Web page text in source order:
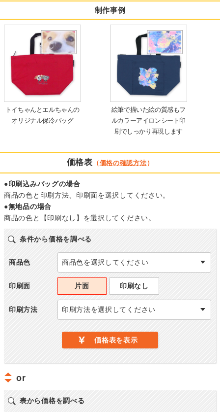
制作事例
トイちゃんとエルちゃんの
オリジナル保冷バッグ
絵筆で描いた絵の質感もフ
ルカラーアイロンシート印
刷でしっかり再現します
価格表 （価格の確認方法）
●印刷込みバッグの場合
商品の色と印刷方法、印刷面を選択してください。
●無地品の場合
商品の色と【印刷なし】を選択してください。
条件から価格を調べる
商品色 商品色を選択してください
印刷面 片面 印刷なし
印刷方法 印刷方法を選択してください
価格表を表示
or
表から価格を調べる